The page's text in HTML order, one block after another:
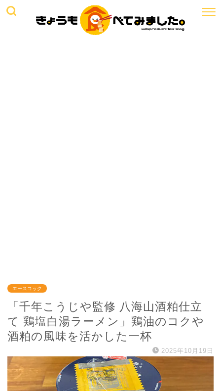
エースコック
「千年こうじや監修 八海山酒粕仕立
て 鶏塩白湯ラーメン」鶏油のコクや
酒粕の風味を活かした一杯
2025年10月19日